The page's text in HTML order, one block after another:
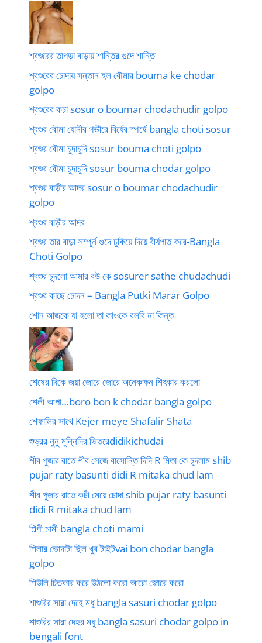
শ্বশুরের তাগড়া বাড়ায় শান্তির গুদে শান্তি
শ্বশুরের চোদায় সন্তান হল বৌমার bouma ke chodar
golpo
শ্বশুরের কচা sosur o boumar chodachudir golpo
শ্বশুর বৌমা যোনীর গভীরে বির্যের স্পর্ষে bangla choti sosur
শ্বশুর বৌমা চুদাচুদি sosur bouma choti golpo
শ্বশুর বৌমা চুদাচুদি sosur bouma chodar golpo
শ্বশুর বাড়ীর আদর sosur o boumar chodachudir
golpo
শ্বশুর বাড়ীর আদর
শ্বশুর তার বাড়া সম্পূর্ন গুদে ঢুকিয়ে দিয়ে বীর্যপাত করে-Bangla
Choti Golpo
শ্বশুর চুদলো আমার বউ কে sosurer sathe chudachudi
শ্বশুর কাছে চোদন – Bangla Putki Marar Golpo
শোন আজকে যা হলো তা কাওকে বলবি না কিন্ত
শেষের দিকে জয়া জোরে জোরে অনেকক্ষন শিৎকার করলো
শেলী আপা…boro bon k chodar bangla golpo
শেফালির সাথে Kejer meye Shafalir Shata
শুভ্রর নুনু মুন্নিদির ভিতরেdidikichudai
শীব পুজার রাতে শীব সেজে বাসোন্তি দিদি R মিতা কে চুদলাম shib
pujar raty basunti didi R mitaka chud lam
শীব পুজার রাতে কচী মেয়ে চোদা shib pujar raty basunti
didi R mitaka chud lam
শিল্পী মামী bangla choti mami
শিলার ভোদাটা ছিল খুব টাইটvai bon chodar bangla
golpo
শিউলি চিতকার করে উঠলো করো আরো জোরে করো
শাশুরির সারা দেহে মধু bangla sasuri chodar golpo
শাশুরির সারা দেহর মধু bangla sasuri chodar golpo in
bengali font